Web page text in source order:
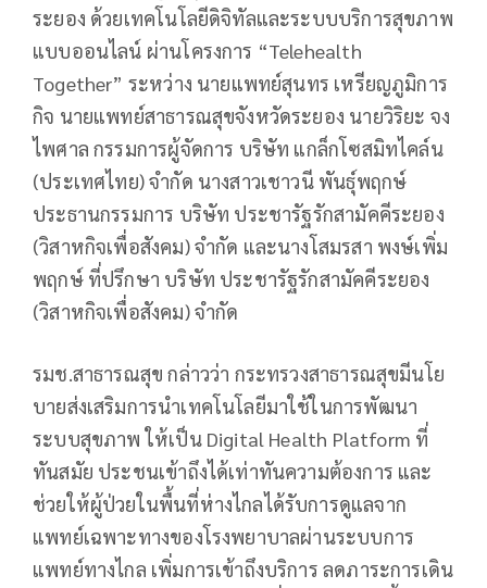
ระยอง ด้วยเทคโนโลยีดิจิทัลและระบบบริการสุขภาพ
แบบออนไลน์ ผ่านโครงการ “Telehealth
Together” ระหว่าง นายแพทย์สุนทร เหรียญภูมิการ
กิจ นายแพทย์สาธารณสุขจังหวัดระยอง นายวิริยะ จง
ไพศาล กรรมการผู้จัดการ บริษัท แกล็กโซสมิทไคล์น
(ประเทศไทย) จำกัด นางสาวเชาวนี พันธุ์พฤกษ์
ประธานกรรมการ บริษัท ประชารัฐรักสามัคคีระยอง
(วิสาหกิจเพื่อสังคม) จำกัด และนางโสมรสา พงษ์เพิ่ม
พฤกษ์ ที่ปรึกษา บริษัท ประชารัฐรักสามัคคีระยอง
(วิสาหกิจเพื่อสังคม) จำกัด
รมช.สาธารณสุข กล่าวว่า กระทรวงสาธารณสุขมีนโย
บายส่งเสริมการนำเทคโนโลยีมาใช้ในการพัฒนา
ระบบสุขภาพ ให้เป็น Digital Health Platform ที่
ทันสมัย ประชนเข้าถึงได้เท่าทันความต้องการ และ
ช่วยให้ผู้ป่วยในพื้นที่ห่างไกลได้รับการดูแลจาก
แพทย์เฉพาะทางของโรงพยาบาลผ่านระบบการ
แพทย์ทางไกล เพิ่มการเข้าถึงบริการ ลดภาระการเดิน